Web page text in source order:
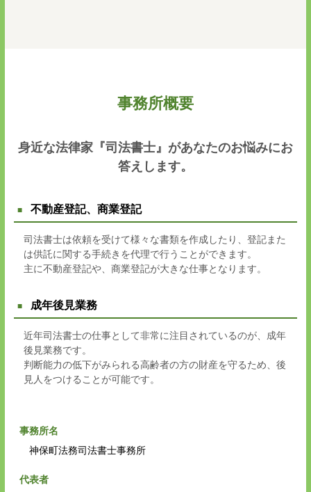
事務所概要
身近な法律家『司法書士』があなたのお悩みにお
答えします。
不動産登記、商業登記
司法書士は依頼を受けて様々な書類を作成したり、登記また
は供託に関する手続きを代理で行うことができます。
主に不動産登記や、商業登記が大きな仕事となります。
成年後見業務
近年司法書士の仕事として非常に注目されているのが、成年
後見業務です。
判断能力の低下がみられる高齢者の方の財産を守るため、後
見人をつけることが可能です。
事務所名
神保町法務司法書士事務所
代表者